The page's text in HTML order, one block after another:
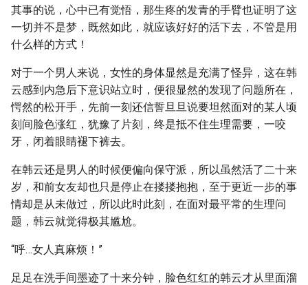
其事的说，心中已有觉悟，那生疼的发青的手臂也证明了这
一切并不是梦，既然如此，就应该好好的活下去，不管是用
什么样的方式！
对于一个男人来说，女性的身体显然是充满了怪异，这在韩
云感到内急后下意识站立时，便很显然的发现了问题所在，
愕然的松开手，先前一刻还信誓旦旦说要坦然面对的某人顷
刻间脸色涨红，犹豫了片刻，终是抵不住生理需要，一咬
牙，闭着眼睛褪下裤去。
在韩云还是男人的时候便偏向保守派，所以虽然活了二十来
岁，和前女友却也只是停止在搂搂抱抱，至于更近一步的事
情却是从未做过，所以此时此刻，在面对最平常的生理问
题，韩云就觉得极其尴尬。
“呼…女人真麻烦！”
足足在洗手间墨迹了十来分钟，脸色红红的韩云才从里面溜